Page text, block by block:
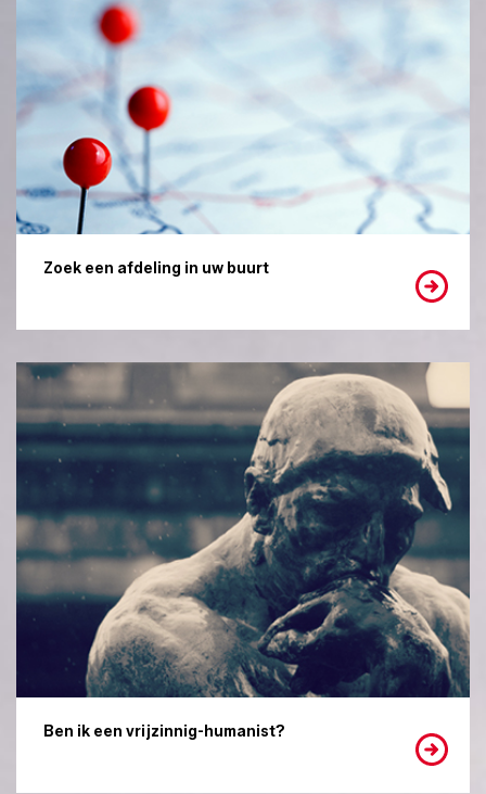
Zoek een afdeling in uw buurt
Ben ik een vrijzinnig-humanist?